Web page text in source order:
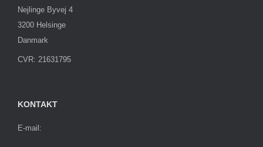
Nejlinge Byvej 4
3200 Helsinge
Danmark
CVR: 21631795
KONTAKT
E-mail: